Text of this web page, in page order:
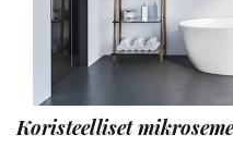
Koristeelliset